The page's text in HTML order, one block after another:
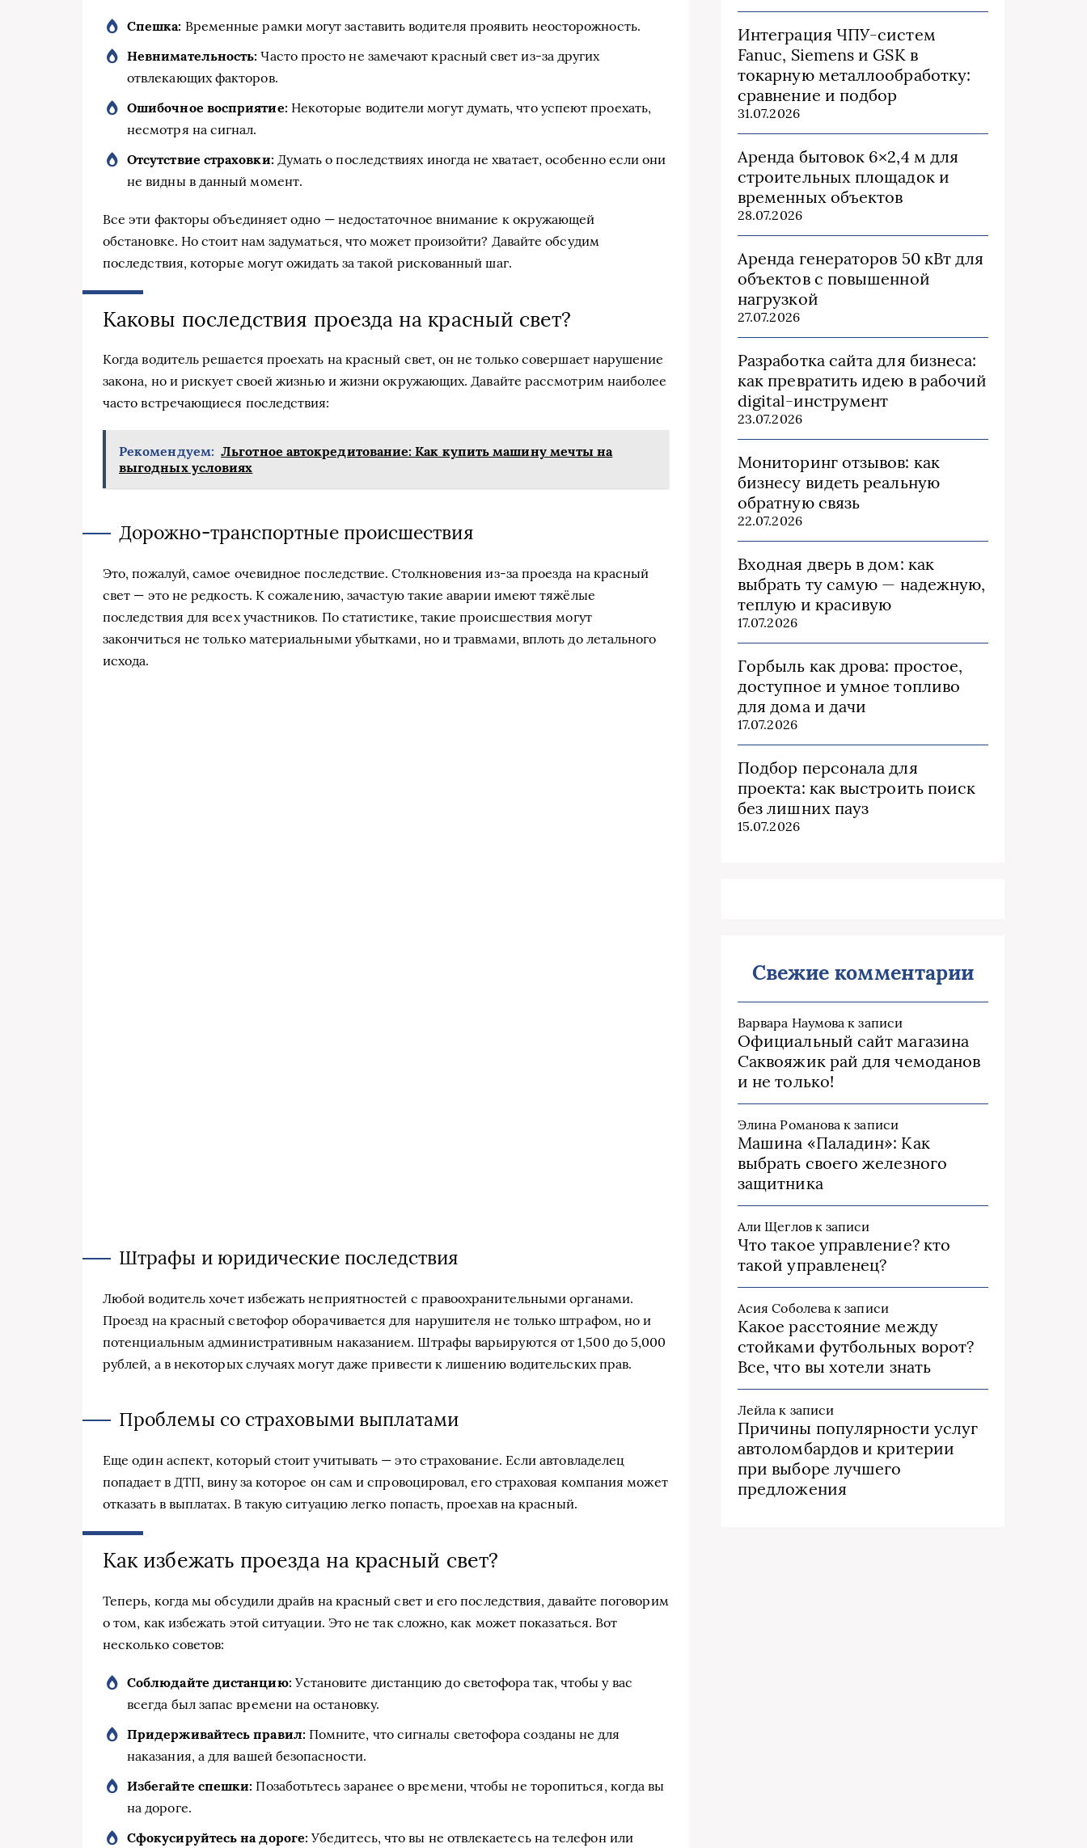
Спешка: Временные рамки могут заставить водителя проявить неосторожность.
Невнимательность: Часто просто не замечают красный свет из-за других
отвлекающих факторов.
Ошибочное восприятие: Некоторые водители могут думать, что успеют проехать,
несмотря на сигнал.
Отсутствие страховки: Думать о последствиях иногда не хватает, особенно если они
не видны в данный момент.
Все эти факторы объединяет одно — недостаточное внимание к окружающей
обстановке. Но стоит нам задуматься, что может произойти? Давайте обсудим
последствия, которые могут ожидать за такой рискованный шаг.
Каковы последствия проезда на красный свет?
Когда водитель решается проехать на красный свет, он не только совершает нарушение
закона, но и рискует своей жизнью и жизни окружающих. Давайте рассмотрим наиболее
часто встречающиеся последствия:
Рекомендуем: Льготное автокредитование: Как купить машину мечты на
выгодных условиях
Дорожно-транспортные происшествия
Это, пожалуй, самое очевидное последствие. Столкновения из-за проезда на красный
свет — это не редкость. К сожалению, зачастую такие аварии имеют тяжёлые
последствия для всех участников. По статистике, такие происшествия могут
закончиться не только материальными убытками, но и травмами, вплоть до летального
исхода.
Штрафы и юридические последствия
Любой водитель хочет избежать неприятностей с правоохранительными органами.
Проезд на красный светофор оборачивается для нарушителя не только штрафом, но и
потенциальным административным наказанием. Штрафы варьируются от 1,500 до 5,000
рублей, а в некоторых случаях могут даже привести к лишению водительских прав.
Проблемы со страховыми выплатами
Еще один аспект, который стоит учитывать — это страхование. Если автовладелец
попадает в ДТП, вину за которое он сам и спровоцировал, его страховая компания может
отказать в выплатах. В такую ситуацию легко попасть, проехав на красный.
Как избежать проезда на красный свет?
Теперь, когда мы обсудили драйв на красный свет и его последствия, давайте поговорим
о том, как избежать этой ситуации. Это не так сложно, как может показаться. Вот
несколько советов:
Соблюдайте дистанцию: Установите дистанцию до светофора так, чтобы у вас
всегда был запас времени на остановку.
Придерживайтесь правил: Помните, что сигналы светофора созданы не для
наказания, а для вашей безопасности.
Избегайте спешки: Позаботьтесь заранее о времени, чтобы не торопиться, когда вы
на дороге.
Сфокусируйтесь на дороге: Убедитесь, что вы не отвлекаетесь на телефон или
Интеграция ЧПУ-систем
Fanuc, Siemens и GSK в
токарную металлообработку:
сравнение и подбор
31.07.2026
Аренда бытовок 6×2,4 м для
строительных площадок и
временных объектов
28.07.2026
Аренда генераторов 50 кВт для
объектов с повышенной
нагрузкой
27.07.2026
Разработка сайта для бизнеса:
как превратить идею в рабочий
digital-инструмент
23.07.2026
Мониторинг отзывов: как
бизнесу видеть реальную
обратную связь
22.07.2026
Входная дверь в дом: как
выбрать ту самую — надежную,
теплую и красивую
17.07.2026
Горбыль как дрова: простое,
доступное и умное топливо
для дома и дачи
17.07.2026
Подбор персонала для
проекта: как выстроить поиск
без лишних пауз
15.07.2026
Свежие комментарии
Варвара Наумова к записи
Официальный сайт магазина
Саквояжик рай для чемоданов
и не только!
Элина Романова к записи
Машина «Паладин»: Как
выбрать своего железного
защитника
Али Щегловк записи
Что такое управление? кто
такой управленец?
Асия Соболева к записи
Какое расстояние между
стойками футбольных ворот?
Все, что вы хотели знать
Лейла к записи
Причины популярности услуг
автоломбардов и критерии
при выборе лучшего
предложения